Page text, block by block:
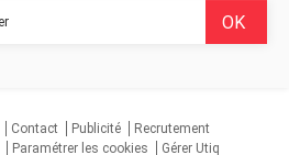
Contact Publicité
Recrutement
Paramétrer les cookies Gérer Utiq